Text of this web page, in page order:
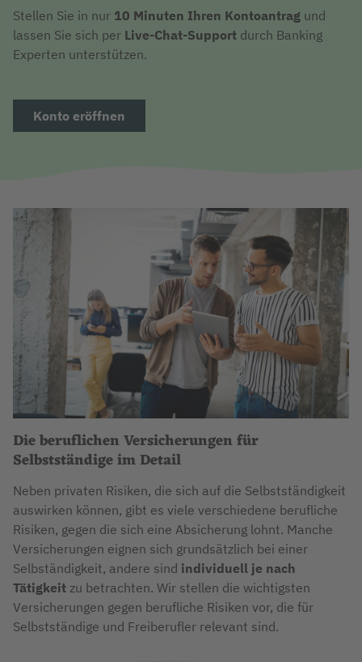
Stellen Sie in nur 10 Minuten Ihren Kontoantrag und
lassen Sie sich per Live-Chat-Support durch Banking
Experten unterstützen.
Konto eröffnen
Die beruflichen Versicherungen für
Selbstständige im Detail
Neben privaten Risiken, die sich auf die Selbstständigkeit
auswirken können, gibt es viele verschiedene berufliche
Risiken, gegen die sich eine Absicherung lohnt. Manche
Versicherungen eignen sich grundsätzlich bei einer
Selbständigkeit, andere sind individuell je nach
Tätigkeit zu betrachten. Wir stellen die wichtigsten
Versicherungen gegen berufliche Risiken vor, die für
Selbstständige und Freiberufler relevant sind.